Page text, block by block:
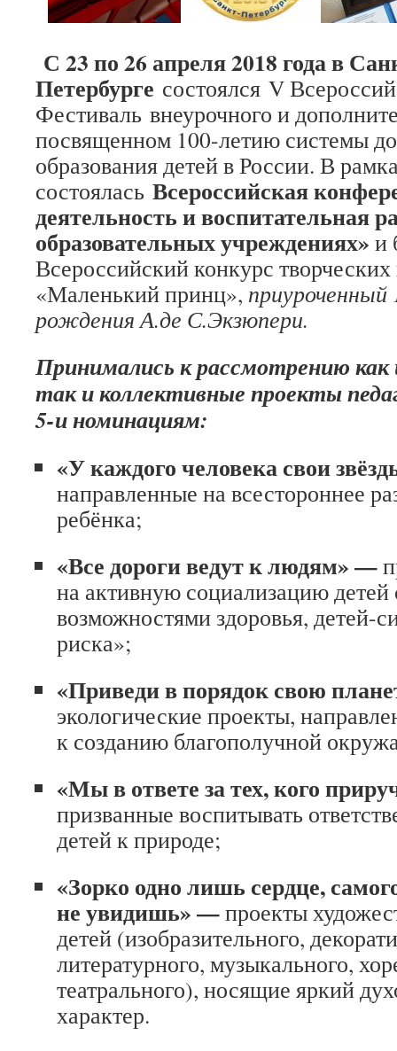
С 23 по 26 апреля 2018 года в
Петербурге состоялся V
Фестиваль внеурочного и
посвященном 100-летию системы
образования детей в России. В
состоялась Всероссийская
деятельность и воспитательная
образовательных учреждениях» и
Всероссийский конкурс
«Маленький принц»,
рождения А.де С.Экзюпери.
Принимались к рассмотрению как
так и коллективные проекты
5-и номинациям:
«У каждого человека свои
направленные на всестороннее
ребёнка;
«Все дороги ведут к людям» —
на активную социализацию
возможностями здоровья, детей-
риска»;
«Приведи в порядок свою
экологические проекты,
к созданию благополучной
«Мы в ответе за тех, кого
призванные воспитывать
детей к природе;
«Зорко одно лишь сердце,
не увидишь» —проекты
детей (изобразительного,
литературного, музыкального,
театрального), носящие яркий
характер.